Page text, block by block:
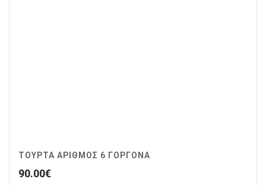
ΤΟΥΡΤΑ ΑΡΙΘΜΟΣ 6 ΓΟΡΓΟΝΑ
90.00€